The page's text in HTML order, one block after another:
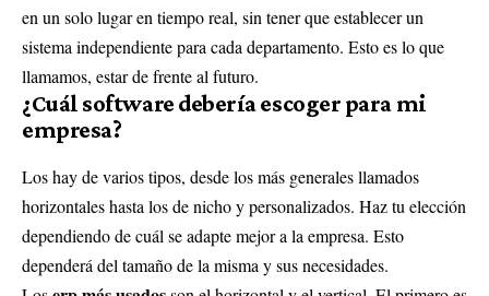
en un solo lugar en tiempo real, sin tener que establecer un
sistema independiente para cada departamento. Esto es lo que
llamamos, estar de frente al futuro.
¿Cuál software debería escoger para mi
empresa?
Los hay de varios tipos, desde los más generales llamados
horizontales hasta los de nicho y personalizados. Haz tu elección
dependiendo de cuál se adapte mejor a la empresa. Esto
dependerá del tamaño de la misma y sus necesidades.